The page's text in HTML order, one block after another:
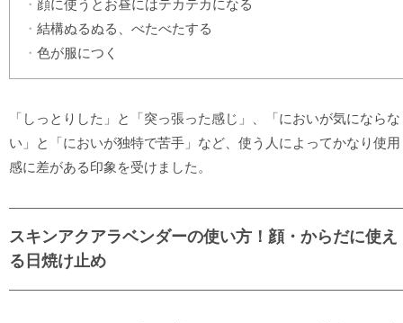
顔に使うとお昼にはテカテカになる
結構ぬるぬる、べたべたする
色が服につく
「しっとりした」と「突っ張った感じ」、「においが気にならな
い」と「においが独特で苦手」など、使う人によってかなり使用
感に差がある印象を受けました。
スキンアクアラベンダーの使い方！顔・からだに使え
る日焼け止め